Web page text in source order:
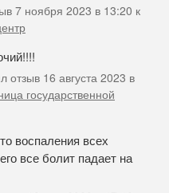
7 ноября 2023 в 13:20 к
отзыв 16 августа 2023 в
государственной
воспаления всех
все болит падает на